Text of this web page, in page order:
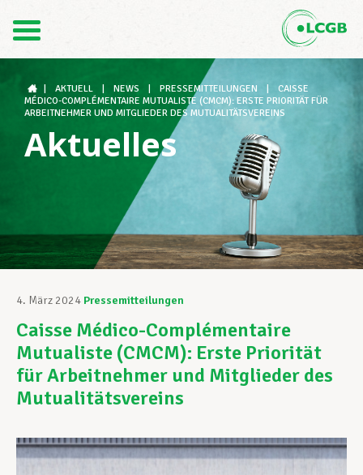
FR
Der LCGB
Gewerkschaftsstrukturen
Unterstützung im Arbeitsalltag
Ihre Rechte
Unterstützung im Privatleben
Berufliche Weiterentwicklung
AKTUELL NEWS PRESSEMITTEILUNGEN
CAISSE
MÉDICO-COMPLÉMENTAIRE MUTUALISTE (CMCM): ERSTE PRIORITÄT FÜR
ARBEITNEHMER UND MITGLIEDER DES MUTUALITÄTSVEREINS
Aktuelles
4. März 2024 Pressemitteilungen
Caisse Médico-Complémentaire
Mutualiste (CMCM): Erste Priorität
für Arbeitnehmer und Mitglieder des
Mutualitätsvereins